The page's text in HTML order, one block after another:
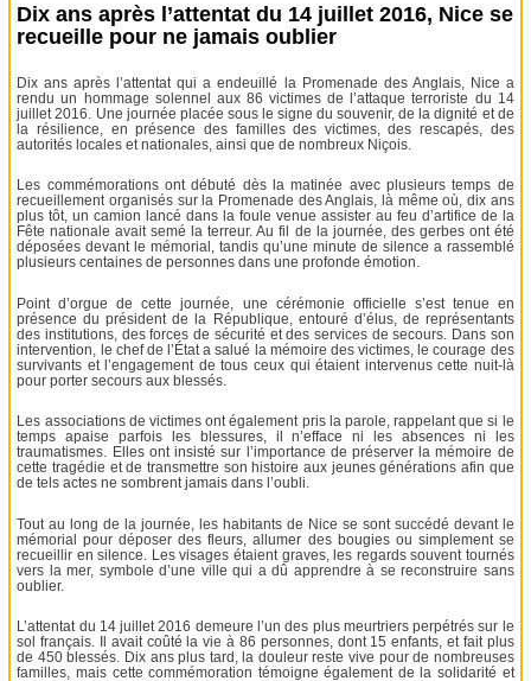
Dix ans après l’attentat du 14 juillet 2016, Nice se
recueille pour ne jamais oublier
Dix ans après l’attentat qui a endeuillé la Promenade des Anglais, Nice a
rendu un hommage solennel aux 86 victimes de l’attaque terroriste du 14
juillet 2016. Une journée placée sous le signe du souvenir, de la dignité et de
la résilience, en présence des familles des victimes, des rescapés, des
autorités locales et nationales, ainsi que de nombreux Niçois.
Les commémorations ont débuté dès la matinée avec plusieurs temps de
recueillement organisés sur la Promenade des Anglais, là même où, dix ans
plus tôt, un camion lancé dans la foule venue assister au feu d’artifice de la
Fête nationale avait semé la terreur. Au fil de la journée, des gerbes ont été
déposées devant le mémorial, tandis qu’une minute de silence a rassemblé
plusieurs centaines de personnes dans une profonde émotion.
Point d’orgue de cette journée, une cérémonie officielle s’est tenue en
présence du président de la République, entouré d’élus, de représentants
des institutions, des forces de sécurité et des services de secours. Dans son
intervention, le chef de l’État a salué la mémoire des victimes, le courage des
survivants et l’engagement de tous ceux qui étaient intervenus cette nuit-là
pour porter secours aux blessés.
Les associations de victimes ont également pris la parole, rappelant que si le
temps apaise parfois les blessures, il n’efface ni les absences ni les
traumatismes. Elles ont insisté sur l’importance de préserver la mémoire de
cette tragédie et de transmettre son histoire aux jeunes générations afin que
de tels actes ne sombrent jamais dans l’oubli.
Tout au long de la journée, les habitants de Nice se sont succédé devant le
mémorial pour déposer des fleurs, allumer des bougies ou simplement se
recueillir en silence. Les visages étaient graves, les regards souvent tournés
vers la mer, symbole d’une ville qui a dû apprendre à se reconstruire sans
oublier.
L’attentat du 14 juillet 2016 demeure l’un des plus meurtriers perpétrés sur le
sol français. Il avait coûté la vie à 86 personnes, dont 15 enfants, et fait plus
de 450 blessés. Dix ans plus tard, la douleur reste vive pour de nombreuses
familles, mais cette commémoration témoigne également de la solidarité et